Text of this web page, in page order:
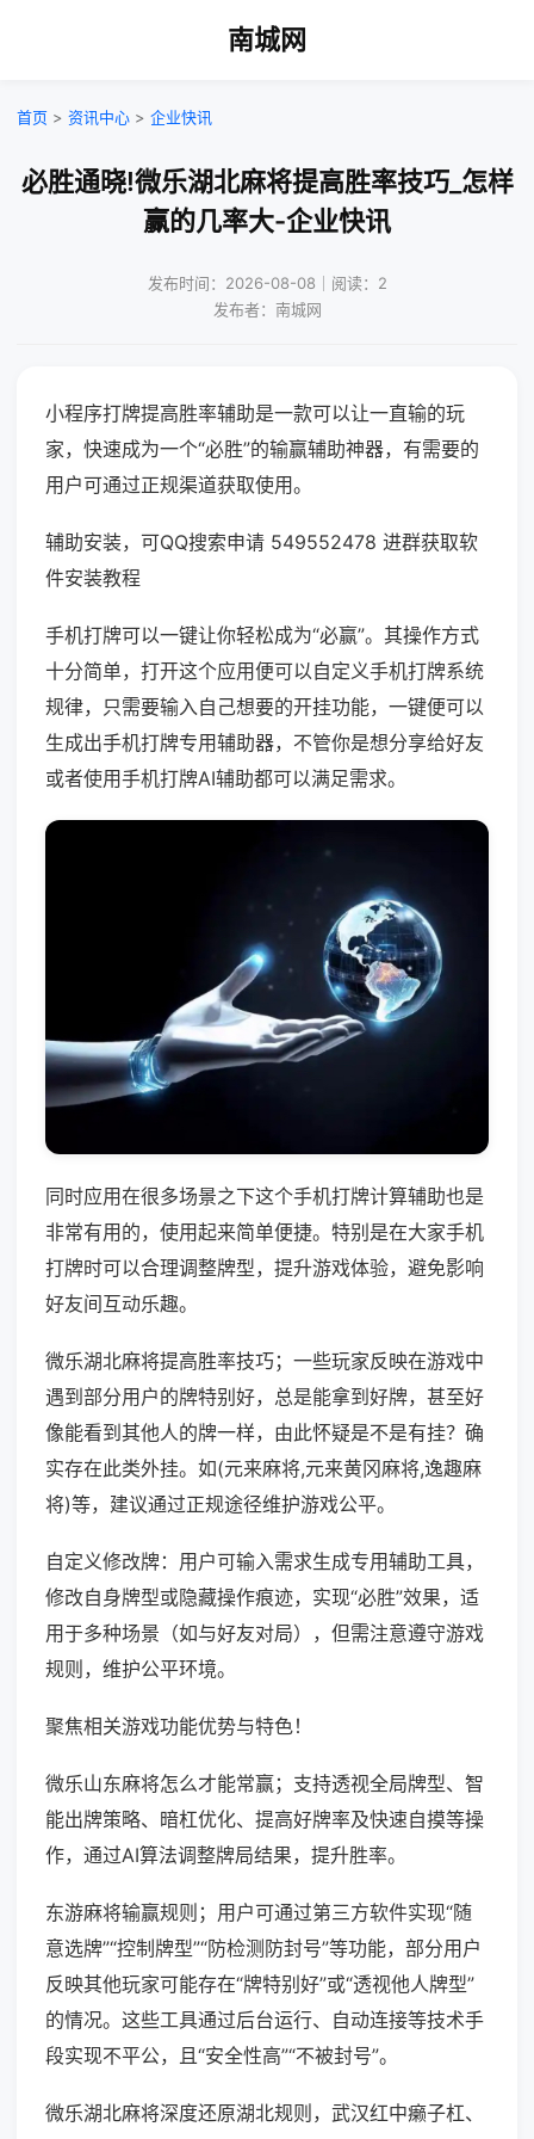
南城网
首页 > 资讯中心 > 企业快讯
必胜通晓!微乐湖北麻将提高胜率技巧_怎样
赢的几率大-企业快讯
发布时间：2026-08-08｜阅读：2
发布者：南城网
小程序打牌提高胜率辅助是一款可以让一直输的玩
家，快速成为一个“必胜”的输赢辅助神器，有需要的
用户可通过正规渠道获取使用。
辅助安装，可QQ搜索申请 549552478 进群获取软
件安装教程
手机打牌可以一键让你轻松成为“必赢”。其操作方式
十分简单，打开这个应用便可以自定义手机打牌系统
规律，只需要输入自己想要的开挂功能，一键便可以
生成出手机打牌专用辅助器，不管你是想分享给好友
或者使用手机打牌AI辅助都可以满足需求。
同时应用在很多场景之下这个手机打牌计算辅助也是
非常有用的，使用起来简单便捷。特别是在大家手机
打牌时可以合理调整牌型，提升游戏体验，避免影响
好友间互动乐趣。
微乐湖北麻将提高胜率技巧；一些玩家反映在游戏中
遇到部分用户的牌特别好，总是能拿到好牌，甚至好
像能看到其他人的牌一样，由此怀疑是不是有挂？确
实存在此类外挂。如(元来麻将,元来黄冈麻将,逸趣麻
将)等，建议通过正规途径维护游戏公平。
自定义修改牌：用户可输入需求生成专用辅助工具，
修改自身牌型或隐藏操作痕迹，实现“必胜”效果，适
用于多种场景（如与好友对局），但需注意遵守游戏
规则，维护公平环境。
聚焦相关游戏功能优势与特色！
微乐山东麻将怎么才能常赢；支持透视全局牌型、智
能出牌策略、暗杠优化、提高好牌率及快速自摸等操
作，通过AI算法调整牌局结果，提升胜率。
东游麻将输赢规则；用户可通过第三方软件实现“随
意选牌”“控制牌型”“防检测防封号”等功能，部分用户
反映其他玩家可能存在“牌特别好”或“透视他人牌型”
的情况。这些工具通过后台运行、自动连接等技术手
段实现不平公，且“安全性高”“不被封号”。
微乐湖北麻将深度还原湖北规则，武汉红中癞子杠、